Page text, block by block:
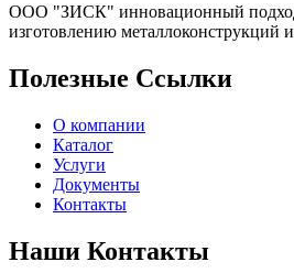
ООО "ЗИСК" инновационный
изготовлению металлоконструкций
Полезные Ссылки
О компании
Каталог
Услуги
Документы
Контакты
Наши Контакты